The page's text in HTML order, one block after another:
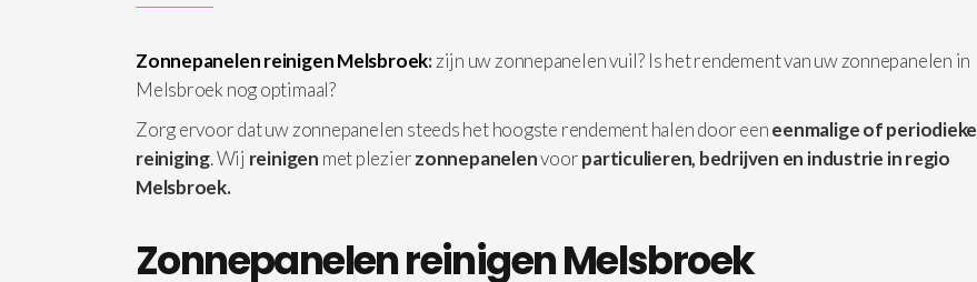
Zonnepanelen reinigen Melsbroek:zijn uw zonnepanelen vuil? Is het rendement van uw zonnepanelen in
Melsbroek nog optimaal?
Zorg ervoor dat uw zonnepanelen steeds het hoogste rendement halen door eeneenmalige of periodieke
reiniging. Wij reinigen met plezierzonnepanelenvoorparticulieren, bedrijven en industrie inregio
Melsbroek.
Zonnepanelen reinigen Melsbroek